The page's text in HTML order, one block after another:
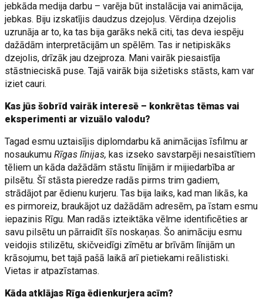
jebkāda medija darbu – varēja būt instalācija vai animācija,
jebkas. Biju izskatījis daudzus dzejoļus. Vērdiņa dzejolis
uzrunāja ar to, ka tas bija garāks nekā citi, tas deva iespēju
dažādām interpretācijām un spēlēm. Tas ir netipiskāks
dzejolis, drīzāk jau dzejproza. Mani vairāk piesaistīja
stāstnieciskā puse. Tajā vairāk bija sižetisks stāsts, kam var
iziet cauri.
Kas jūs šobrīd vairāk interesē – konkrētas tēmas vai
eksperimenti ar vizuālo valodu?
Tagad esmu uztaisījis diplomdarbu kā animācijas īsfilmu ar
nosaukumuRīgas līnijas, kas izseko savstarpēji nesaistītiem
tēliem un kāda dažādām stāstu līnijām ir mijiedarbība ar
pilsētu. Šī stāsta pieredze radās pirms trim gadiem,
strādājot par ēdienu kurjeru. Tas bija laiks, kad man likās, ka
es pirmoreiz, braukājot uz dažādām adresēm, pa īstam esmu
iepazinis Rīgu. Man radās izteiktāka vēlme identificēties ar
savu pilsētu un pārraidīt šīs noskaņas. Šo animāciju esmu
veidojis stilizētu, skičveidīgi zīmētu ar brīvām līnijām un
krāsojumu, bet tajā pašā laikā arī pietiekami reālistiski.
Vietas ir atpazīstamas.
Kāda atklājas Rīga ēdienkurjera acīm?